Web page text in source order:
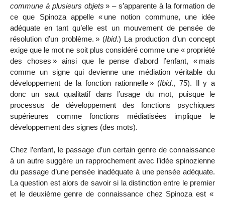
commune à plusieurs objets » – s’apparente à la formation de
ce que Spinoza appelle « une notion commune, une idée
adéquate en tant qu’elle est un mouvement de pensée de
résolution d’un problème. » (Ibid.) La production d’un concept
exige que le mot ne soit plus considéré comme une « propriété
des choses » ainsi que le pense d’abord l’enfant, « mais
comme un signe qui devienne une médiation véritable du
développement de la fonction rationnelle» (Ibid., 75). Il y a
donc un saut qualitatif dans l’usage du mot, puisque le
processus de développement des fonctions psychiques
supérieures comme fonctions médiatisées implique le
développement des signes (des mots).
Chez l’enfant, le passage d’un certain genre de connaissance
à un autre suggère un rapprochement avec l’idée spinozienne
du passage d’une pensée inadéquate à une pensée adéquate.
La question est alors de savoir si la distinction entre le premier
et le deuxième genre de connaissance chez Spinoza est «